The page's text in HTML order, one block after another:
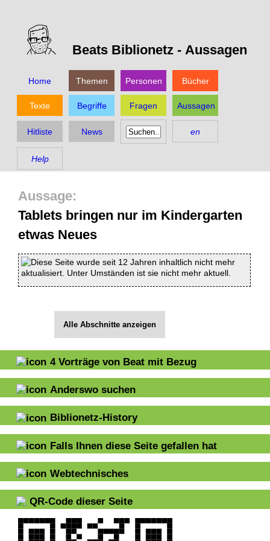
Beats Biblionetz - Aussagen
Home Themen Personen Bücher
Texte Begriffe Fragen Aussagen
Hitliste News en
Help
Tablets bringen nur im Kindergarten
etwas Neues
Diese Seite wurde seit 12 Jahren inhaltlich nicht mehr
aktualisiert. Unter Umständen ist sie nicht mehr aktuell.
Alle Abschnitte anzeigen
4 Vorträge von Beat mit Bezug
Anderswo suchen
Biblionetz-History
Falls Ihnen diese Seite gefallen hat
Webtechnisches
QR-Code dieser Seite